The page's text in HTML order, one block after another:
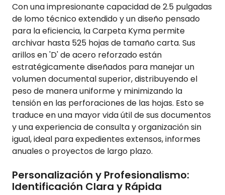
Con una impresionante capacidad de 2.5 pulgadas
de lomo técnico extendido y un diseño pensado
para la eficiencia, la Carpeta Kyma permite
archivar hasta 525 hojas de tamaño carta. Sus
arillos en 'D' de acero reforzado están
estratégicamente diseñados para manejar un
volumen documental superior, distribuyendo el
peso de manera uniforme y minimizando la
tensión en las perforaciones de las hojas. Esto se
traduce en una mayor vida útil de sus documentos
y una experiencia de consulta y organización sin
igual, ideal para expedientes extensos, informes
anuales o proyectos de largo plazo.
Personalización y Profesionalismo:
Identificación Clara y Rápida